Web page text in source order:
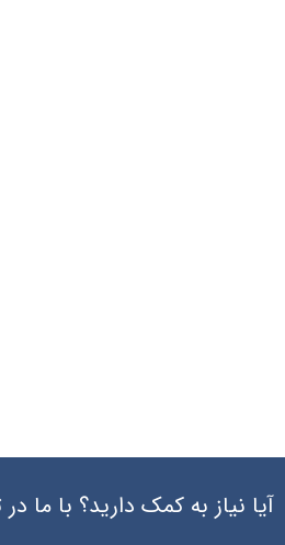
آیا نیاز به کمک دارید؟ با ما